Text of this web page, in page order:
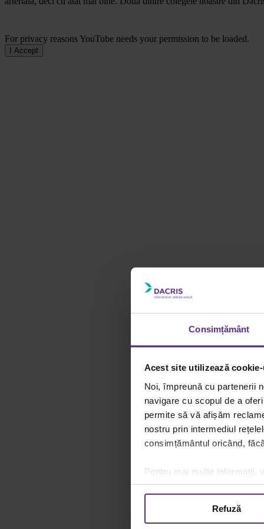
Consimțământ
Acest site utilizează
Noi, împreună cu partenerii
navigare cu scopul de a
permite să vă afișăm
nostru prin intermediul
consimțământul oricând,
Pentru mai multe informații,
Refuză
For privacy reasons YouTube needs your permission to be loaded.
I Accept